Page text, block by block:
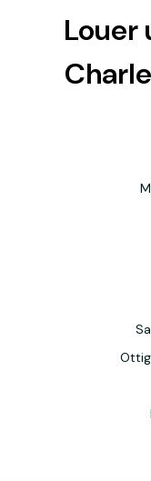
Louer